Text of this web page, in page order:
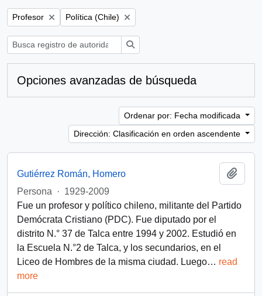
Remove filter:
Profesor Remove filter:
Política (Chile)
Opciones avanzadas de búsqueda
Ordenar por: Fecha modificada
Dirección: Clasificación en orden ascendente
Gutiérrez Román, Homero
Persona
· 1929-2009
Fue un profesor y político chileno, militante del Partido
Demócrata Cristiano (PDC). Fue diputado por el
distrito N.° 37 de Talca entre 1994 y 2002. Estudió en
la Escuela N.°2 de Talca, y los secundarios, en el
Liceo de Hombres de la misma ciudad. Luego… read
more